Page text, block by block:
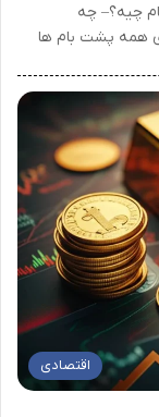
چیه؟– چه
همه پشت بام ها
اقتصادی